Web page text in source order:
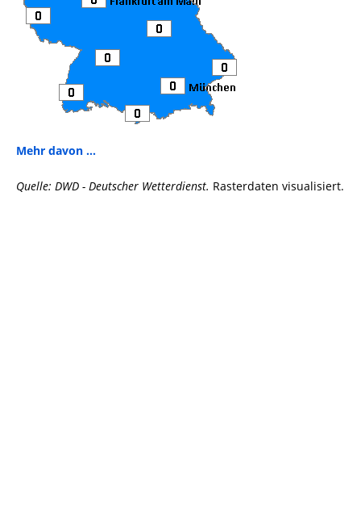
Mehr davon ...
Quelle: DWD - Deutscher Wetterdienst. Rasterdaten visualisiert.